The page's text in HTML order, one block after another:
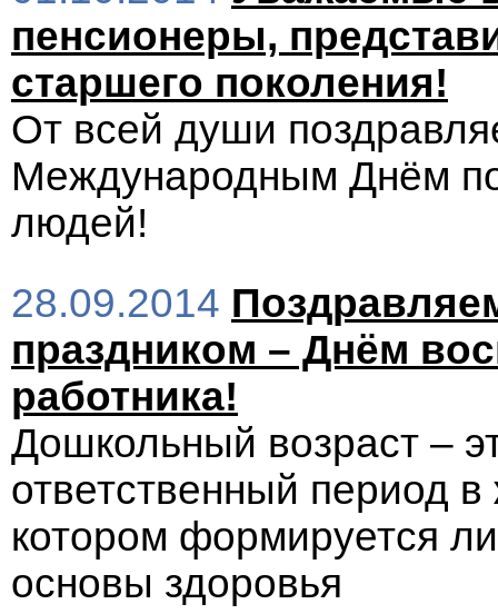
пенсионеры,
старшего поколения!
От всей души
Международным Днём
людей!
28.09.2014
праздником – Днём
работника!
Дошкольный возраст –
ответственный период
котором формируется
основы здоровья